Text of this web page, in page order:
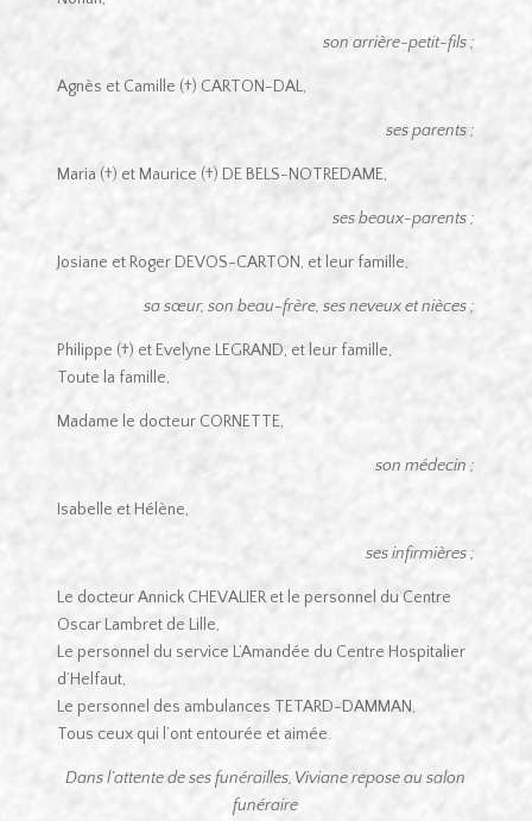
son arrière-petit-fils ;
Agnès et Camille (†) CARTON-DAL,
ses parents ;
Maria (†) et Maurice (†) DE BELS-NOTREDAME,
ses beaux-parents ;
Josiane et Roger DEVOS-CARTON, et leur famille,
sa sœur, son beau-frère, ses neveux et nièces ;
Philippe (†) et Evelyne LEGRAND, et leur famille,
Toute la famille,
Madame le docteur CORNETTE,
son médecin ;
Isabelle et Hélène,
ses infirmières ;
Le docteur Annick CHEVALIER et le personnel du Centre
Oscar Lambret de Lille,
Le personnel du service L’Amandée du Centre Hospitalier
d’Helfaut,
Le personnel des ambulances TETARD-DAMMAN,
Tous ceux qui l’ont entourée et aimée.
Dans l’attente de ses funérailles, Viviane repose au salon
funéraire